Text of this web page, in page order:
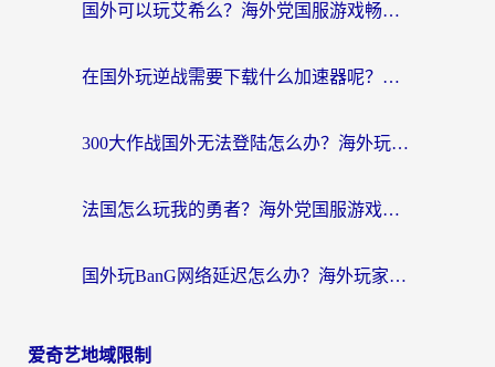
国外可以玩艾希么？海外党国服游戏畅玩终极指南（附加速器选择秘籍）
在国外玩逆战需要下载什么加速器呢？海外党亲测有效的国服游戏加速指南
300大作战国外无法登陆怎么办？海外玩家亲测有效的解决指南
法国怎么玩我的勇者？海外党国服游戏不卡攻略，附3款热门游戏加速实测
国外玩BanG网络延迟怎么办？海外玩家亲测有效的国服游戏加速指南
爱奇艺地域限制